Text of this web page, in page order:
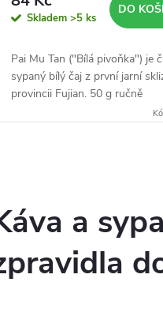
Skladem >5 ks
DO
Pai Mu Tan ("Bílá pivoňka") je
sypaný bílý čaj z první jarní
provincii Fujian. 50 g ručně
sbíraných pupenů a mladých
a